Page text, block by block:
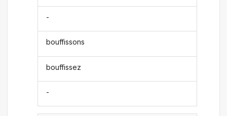
-
bouffissons
bouffissez
-